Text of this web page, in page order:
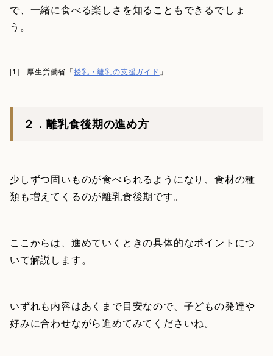
で、一緒に食べる楽しさを知ることもできるでしょ
う。
[1] 厚生労働省「授乳・離乳の支援ガイド 」
２．離乳食後期の進め方
少しずつ固いものが食べられるようになり、食材の種
類も増えてくるのが離乳食後期です。
ここからは、進めていくときの具体的なポイントにつ
いて解説します。
いずれも内容はあくまで目安なので、子どもの発達や
好みに合わせながら進めてみてくださいね。